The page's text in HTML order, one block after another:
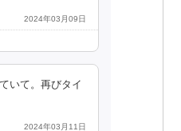
2024年03月09日
いて。再びタイ
2024年03月11日